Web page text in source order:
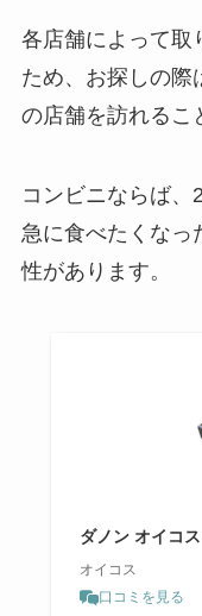
各店舗によって取
ため、お探しの際
の店舗を訪れるこ
コンビニならば、
急に食べたくなっ
性があります。
ダノン オイコ
オイコス
口コミを見る